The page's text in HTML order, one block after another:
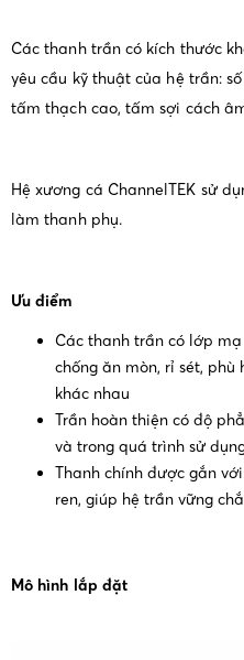
Các thanh trần có kích thước
yêu cầu kỹ thuật của hệ trần:
tấm thạch cao, tấm sợi cách
Hệ xương cá ChannelTEK sử
làm thanh phụ.
Ưu điểm
Các thanh trần có lớp
chống ăn mòn, rỉ sét,
khác nhau
Trần hoàn thiện có độ
và trong quá trình sử
Thanh chính được gắn
ren, giúp hệ trần vững
Mô hình lắp đặt